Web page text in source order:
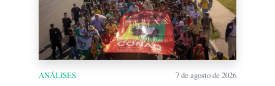
ANÁLISES 7 de agosto de 2026